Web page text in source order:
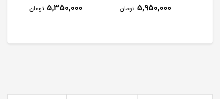
5,950,000 تومان 5,350,000 تومان